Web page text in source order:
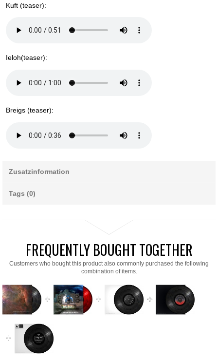
Kuft (teaser):
Ieloh(teaser):
Breigs (teaser):
Zusatzinformation
Tags (0)
FREQUENTLY BOUGHT TOGETHER
Customers who bought this product also commonly purchased the following
combination of items.